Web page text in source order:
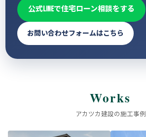
公式LINEで住宅ローン相談をする
お問い合わせフォームはこちら
Works
アカツカ建設の施工事例